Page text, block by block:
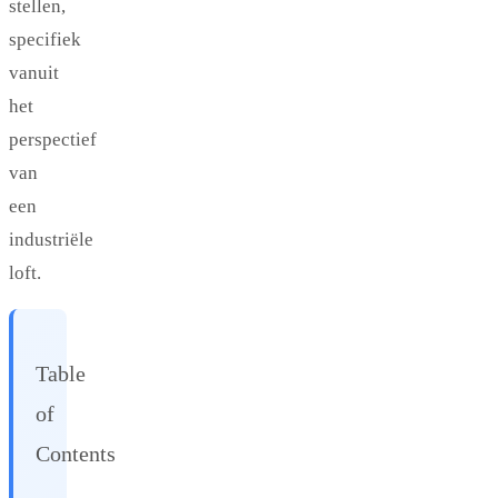
stellen,
specifiek
vanuit
het
perspectief
van
een
industriële
loft.
Table
of
Contents